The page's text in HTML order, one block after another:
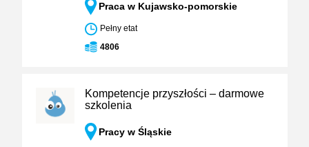
Praca w Kujawsko-pomorskie
Pełny etat
4806
Kompetencje przyszłości – darmowe
szkolenia
Pracy w Śląskie